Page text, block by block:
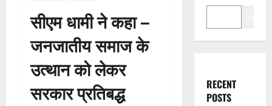
सीएम धामी ने कहा –
जनजातीय समाज के
उत्थान को लेकर
सरकार प्रतिबद्ध
RECENT
POSTS